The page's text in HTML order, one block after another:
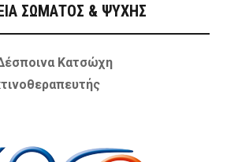
ΣΩΜΑΤΟΣ & ΨΥΧΗΣ
Κατσώχη